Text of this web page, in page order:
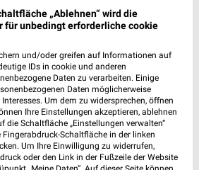
km 17,1 km
Wohnen Spezial
Gültig bis Fr. 14.08.
REWE
„Ablehnen“ wird die
für unbedingt erforderliche cookie
und/oder greifen auf Informationen auf
IDs in cookie und anderen
Daten zu verarbeiten. Einige
Daten möglicherweise
Um dem zu widersprechen, öffnen
Ihre Einstellungen akzeptieren, ablehnen
die Schaltfläche „Einstellungen verwalten“
Fingerabdruck-Schaltfläche in der linken
Um Ihre Einwilligung zu widerrufen,
oder den Link in der Fußzeile der Website